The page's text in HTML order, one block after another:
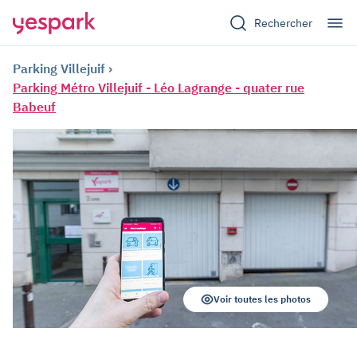
Rechercher
Parking Villejuif
Parking Métro Villejuif - Léo Lagrange - quater rue
Babeuf
Voir toutes les photos